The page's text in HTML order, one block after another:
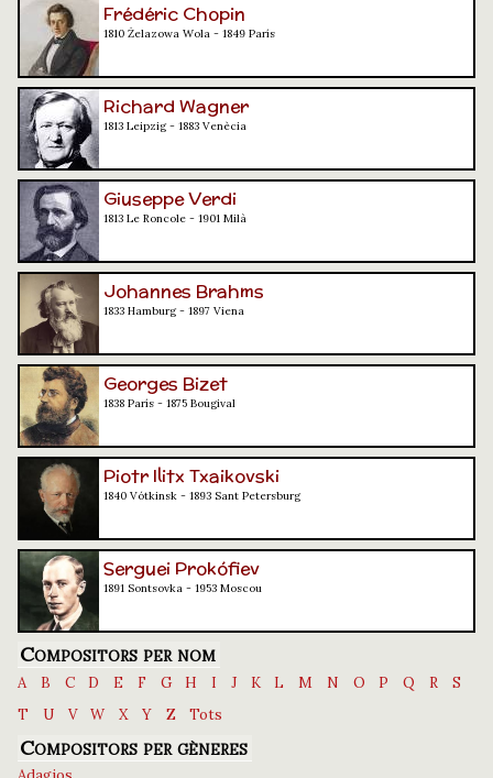
Frédéric Chopin
1810 Żelazowa Wola - 1849 París
Richard Wagner
1813 Leipzig - 1883 Venècia
Giuseppe Verdi
1813 Le Roncole - 1901 Milà
Johannes Brahms
1833 Hamburg - 1897 Viena
Georges Bizet
1838 París - 1875 Bougival
Piotr Ilitx Txaikovski
1840 Vótkinsk - 1893 Sant Petersburg
Serguei Prokófiev
1891 Sontsovka - 1953 Moscou
Compositors per nom
A B C D E F G H I J K L M N O P Q R
S
T
U V W X Y Z Tots
Compositors per gèneres